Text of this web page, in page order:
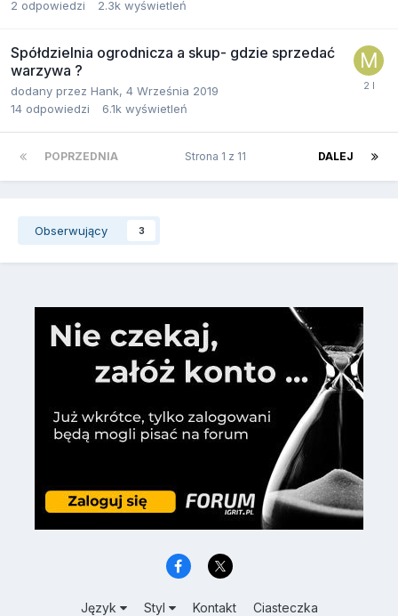
2 odpowiedzi 2.3k wyświetleń
Spółdzielnia ogrodnicza a skup- gdzie sprzedać
warzywa ?
dodany przez Hank, 4 Września 2019
14 odpowiedzi 6.1k wyświetleń
POPRZEDNIA DALEJ
Strona 1 z 11
Obserwujący 3
Język Styl Kontakt Ciasteczka